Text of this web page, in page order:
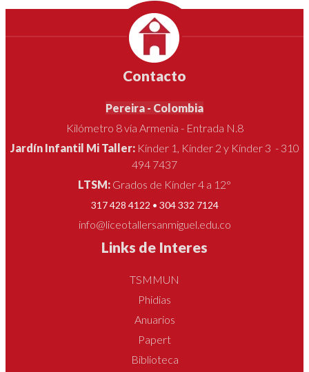
Contacto
Pereira - Colombia
Kilómetro 8 vía Armenia - Entrada N.8
Jardín Infantil Mi Taller: Kínder 1, Kínder 2 y Kínder 3 - 310
494 7437
LTSM: Grados de Kínder 4 a 12°
317 428 4122 • 304 332 7124
info@liceotallersanmiguel.edu.co
Links de Interes
TSMMUN
Phidias
Anuarios
Papert
Biblioteca